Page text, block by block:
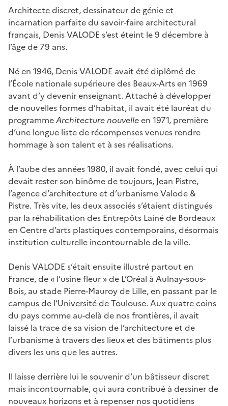
Architecte discret, dessinateur de génie et
incarnation parfaite du savoir-faire architectural
français, Denis VALODE s’est éteint le 9 décembre à
l’âge de 79 ans.
Né en 1946, Denis VALODE avait été diplômé de
l’École nationale supérieure des Beaux-Arts en 1969
avant d’y devenir enseignant. Attaché à développer
de nouvelles formes d’habitat, il avait été lauréat du
programmeArchitecture nouvelleen 1971, première
d’une longue liste de récompenses venues rendre
hommage à son talent et à ses réalisations.
À l’aube des années 1980, il avait fondé, avec celui qui
devait rester son binôme de toujours, Jean Pistre,
l’agence d’architecture et d’urbanisme Valode &
Pistre. Très vite, les deux associés s’étaient distingués
par la réhabilitation des Entrepôts Lainé de Bordeaux
en Centre d’arts plastiques contemporains, désormais
institution culturelle incontournable de la ville.
Denis VALODE s’était ensuite illustré partout en
France, de « l’usine fleur » de L’Oréal à Aulnay-sous-
Bois, au stade Pierre-Mauroy de Lille, en passant par le
campus de l’Université de Toulouse. Aux quatre coins
du pays comme au-delà de nos frontières, il avait
laissé la trace de sa vision de l’architecture et de
l’urbanisme à travers des lieux et des bâtiments plus
divers les uns que les autres.
Il laisse derrière lui le souvenir d’un bâtisseur discret
mais incontournable, qui aura contribué à dessiner de
nouveaux horizons et à repenser nos quotidiens